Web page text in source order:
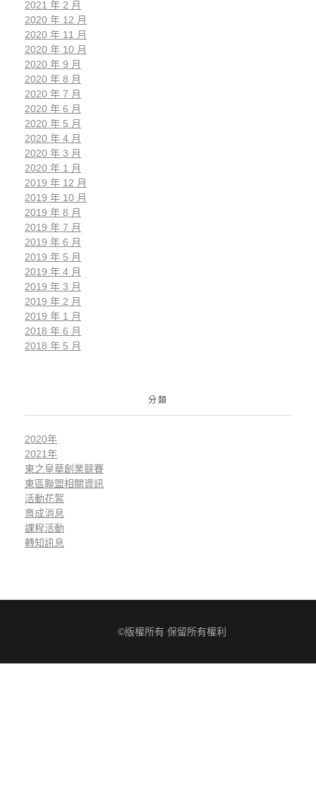
2021 年 2 月
2020 年 12 月
2020 年 11 月
2020 年 10 月
2020 年 9 月
2020 年 8 月
2020 年 7 月
2020 年 6 月
2020 年 5 月
2020 年 4 月
2020 年 3 月
2020 年 1 月
2019 年 12 月
2019 年 10 月
2019 年 8 月
2019 年 7 月
2019 年 6 月
2019 年 5 月
2019 年 4 月
2019 年 3 月
2019 年 2 月
2019 年 1 月
2018 年 6 月
2018 年 5 月
分類
2020年
2021年
東之皇華創業競賽
東區聯盟相關資訊
活動花絮
育成消息
課程活動
轉知訊息
©版權所有 保留所有權利